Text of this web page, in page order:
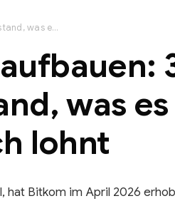
KI-Wissensdatenbank aufbauen: 3 Wege für den Mittelstand, was es kostet und wann es sich lohnt
was es
lohnt
hat Bitkom im April 2026